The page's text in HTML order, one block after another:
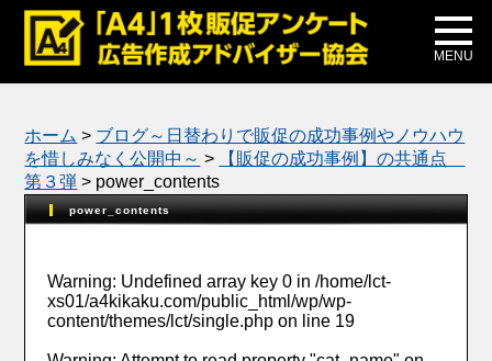
MENU
メディア掲載
公式ブログ
ホーム > ブログ～日替わりで販促の成功事例やノウハウ
を惜しみなく公開中～ >
【販促の成功事例】の共通点
第３弾 > power_contents
power_contents
Warning: Undefined array key 0 in/home/lct-
xs01/a4kikaku.com/public_html/wp/wp-
content/themes/lct/single.php on line 19